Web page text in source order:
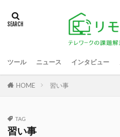
ツール ニュース インタビュー
HOME 習い事
TAG
習い事